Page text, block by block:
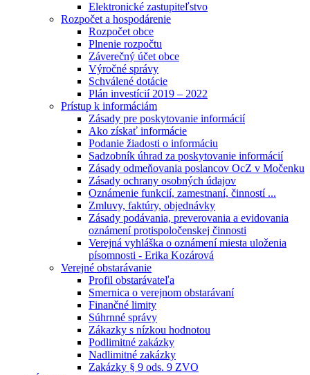
Elektronické zastupiteľstvo
Rozpočet a hospodárenie
Rozpočet obce
Plnenie rozpočtu
Záverečný účet obce
Výročné správy
Schválené dotácie
Plán investícií 2019 – 2022
Prístup k informáciám
Zásady pre poskytovanie informácií
Ako získať informácie
Podanie žiadosti o informáciu
Sadzobník úhrad za poskytovanie informácií
Zásady odmeňovania poslancov OcZ v Močenku
Zásady ochrany osobných údajov
Oznámenie funkcií, zamestnaní, činností ...
Zmluvy, faktúry, objednávky
Zásady podávania, preverovania a evidovania
oznámení protispoločenskej činnosti
Verejná vyhláška o oznámení miesta uloženia
písomnosti - Erika Kozárová
Verejné obstarávanie
Profil obstarávateľa
Smernica o verejnom obstarávaní
Finančné limity
Súhrnné správy
Zákazky s nízkou hodnotou
Podlimitné zakázky
Nadlimitné zakázky
Zakázky § 9 ods. 9 ZVO